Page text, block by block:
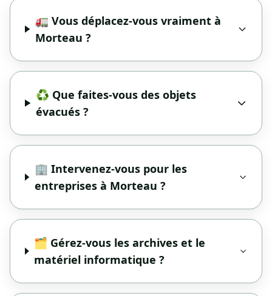
🚛 Vous déplacez-vous vraiment à
Morteau ?
♻️ Que faites-vous des objets
évacués ?
🏢 Intervenez-vous pour les
entreprises à Morteau ?
🗂️ Gérez-vous les archives et le
matériel informatique ?